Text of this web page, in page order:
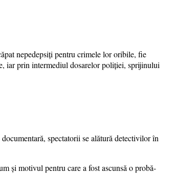
nepedepsiți pentru crimele lor oribile, fie
iar prin intermediul dosarelor poliției, sprijinului
spectatorii se alătură detectivilor în
și motivul pentru care a fost ascunsă o probă-